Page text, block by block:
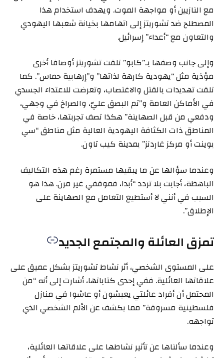
مع النازيين أو مواجهة الموت. ويهدف استخدام هذا
المصطلح ضد تشوريتز إلى اتهامها بخيانة شعبها اليهودي
والتعاون مع “أعداء” إسرائيل.
وإلى جانب وصفها بـ”كابو” تلقت تشوريتز أوصافا أخرى
مؤذية مثل “يهودية كارهة لذاتها” و”إرهابية حماس”. كما
تلقت تهديدات بالقتل والاغتصاب، وتعرضت للاعتداء الجسدي
في الأماكن العامة و”تم البصق عليّ، والصراخ في وجهي،
ودفعي من قبل الصهاينة” هكذا تصف تجربتها، خاصة في
المناطق ذات الكثافة اليهودية العالية مثل مناطق “سي
بوينت أو مركز غاردنز” بمدينة كيب تاون.
وعندما سؤالها عن ما يبقيها مستمرة رغم هذه التكاليف
الباهظة، أجابت بلا تردد “أبدا، فموقفي غير مرن. هذا هو
السبب في أنني لا أستطيع التعامل مع الصهاينة على
الإطلاق”.
تمزق العائلة والمجتمع الجديد
على المستوى الشخصي، أثر نشاط تشوريتز بشكل عميق على
علاقاتها العائلية. ففي إحدى كتاباتها، أشارت إلى أنه “من
المحتمل أن أفراد عائلتي يعيشون أو عاشوا في منازل
فلسطينية مسروقة” مما يكشف عن الألم الشخصي الذي
تواجهه.
وعندما سألناها عن تأثير نشاطها على علاقاتها العائلية،